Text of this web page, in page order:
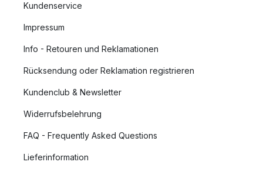
Kundenservice
Impressum
Info - Retouren und Reklamationen
Rücksendung oder Reklamation registrieren
Kundenclub & Newsletter
Widerrufsbelehrung
FAQ - Frequently Asked Questions
Lieferinformation